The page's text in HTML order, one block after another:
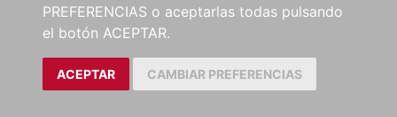
PREFERENCIAS o aceptarlas todas pulsando
el botón ACEPTAR.
ACEPTAR CAMBIAR PREFERENCIAS